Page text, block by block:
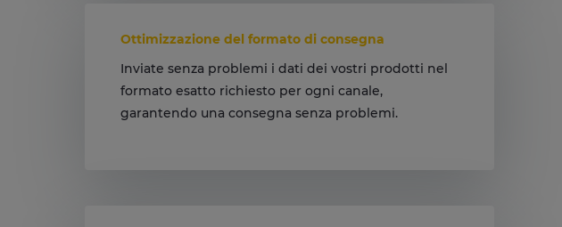
Ottimizzazione del formato di consegna
Inviate senza problemi i dati dei vostri prodotti nel
formato esatto richiesto per ogni canale,
garantendo una consegna senza problemi.